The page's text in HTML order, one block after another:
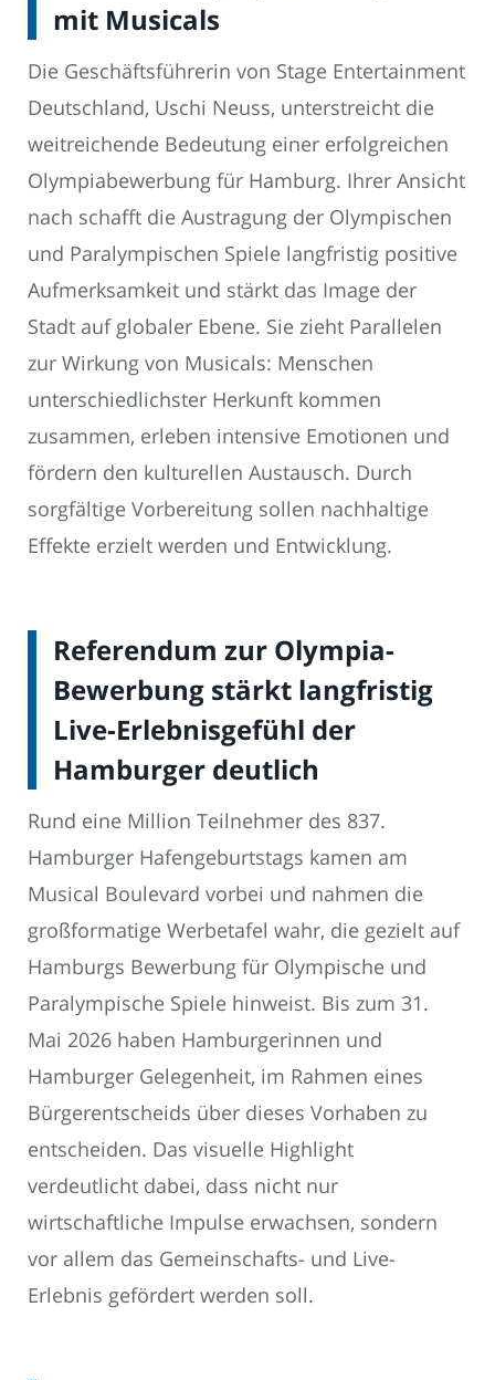
mit Musicals
Die Geschäftsführerin von Stage Entertainment
Deutschland, Uschi Neuss, unterstreicht die
weitreichende Bedeutung einer erfolgreichen
Olympiabewerbung für Hamburg. Ihrer Ansicht
nach schafft die Austragung der Olympischen
und Paralympischen Spiele langfristig positive
Aufmerksamkeit und stärkt das Image der
Stadt auf globaler Ebene. Sie zieht Parallelen
zur Wirkung von Musicals: Menschen
unterschiedlichster Herkunft kommen
zusammen, erleben intensive Emotionen und
fördern den kulturellen Austausch. Durch
sorgfältige Vorbereitung sollen nachhaltige
Effekte erzielt werden und Entwicklung.
Referendum zur Olympia-
Bewerbung stärkt langfristig
Live-Erlebnisgefühl der
Hamburger deutlich
Rund eine Million Teilnehmer des 837.
Hamburger Hafengeburtstags kamen am
Musical Boulevard vorbei und nahmen die
großformatige Werbetafel wahr, die gezielt auf
Hamburgs Bewerbung für Olympische und
Paralympische Spiele hinweist. Bis zum 31.
Mai 2026 haben Hamburgerinnen und
Hamburger Gelegenheit, im Rahmen eines
Bürgerentscheids über dieses Vorhaben zu
entscheiden. Das visuelle Highlight
verdeutlicht dabei, dass nicht nur
wirtschaftliche Impulse erwachsen, sondern
vor allem das Gemeinschafts- und Live-
Erlebnis gefördert werden soll.